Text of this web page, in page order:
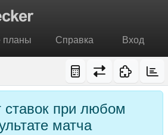
планы Справка Вход
ставок при любом
матча